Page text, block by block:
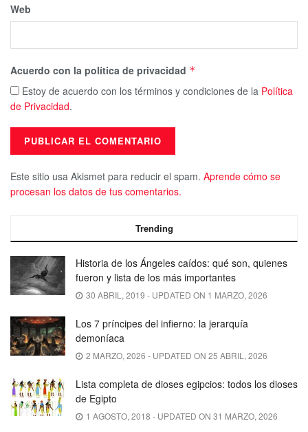
Web
Acuerdo con la política de privacidad *
Estoy de acuerdo con los términos y condiciones de la Política
de Privacidad.
Este sitio usa Akismet para reducir el spam. Aprende cómo se
procesan los datos de tus comentarios.
Trending
Historia de los Ángeles caídos: qué son, quienes
fueron y lista de los más importantes
30 ABRIL, 2019 - UPDATED ON 1 MARZO, 2026
Los 7 príncipes del infierno: la jerarquía
demoníaca
2 MARZO, 2026 - UPDATED ON 25 ABRIL, 2026
Lista completa de dioses egipcios: todos los dioses
de Egipto
1 AGOSTO, 2018 - UPDATED ON 31 MARZO, 2026